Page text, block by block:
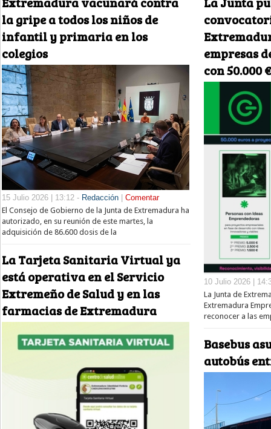
la gripe a todos los niños de
infantil y primaria en los
colegios
15 Julio 2026 | 13:12 - Redacción
Comentar
El Consejo de Gobierno de la Junta de Extremadura ha
autorizado, en su reunión de este martes, la
adquisición de 86.600 dosis de la
La Tarjeta Sanitaria Virtual ya
está operativa en el Servicio
Extremeño de Salud y en las
farmacias de Extremadura
empresas
con 50.000 €
10 Julio 2026 |
La Junta de
Extremadura
reconocer a las
Basebus
autobús